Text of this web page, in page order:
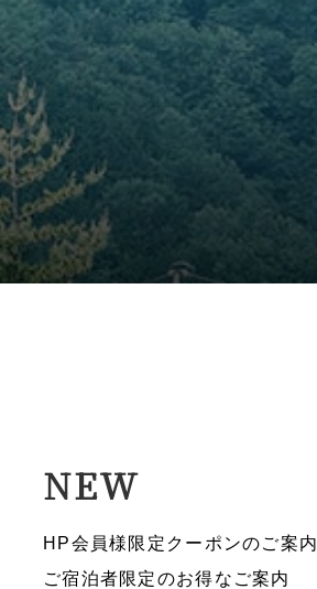
NEW
HP会員様限定クーポンのご案内
ご宿泊者限定のお得なご案内